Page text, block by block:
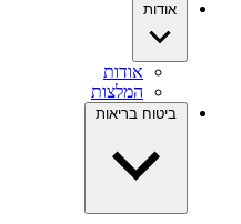
אודות
אודות
המלצות
ביטוח בריאות